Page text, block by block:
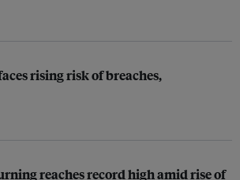
rising risk of breaches,
reaches record high amid rise of